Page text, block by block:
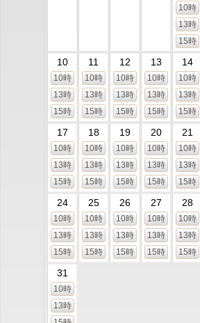
10時
13時
15時
10
10時
13時
15時
11
10時
13時
15時
12
10時
13時
15時
13
10時
13時
15時
14
10時
13時
15時
17
10時
13時
15時
18
10時
13時
15時
19
10時
13時
15時
20
10時
13時
15時
21
10時
13時
15時
24
10時
13時
15時
25
10時
13時
15時
26
10時
13時
15時
27
10時
13時
15時
28
10時
13時
15時
31
10時
13時